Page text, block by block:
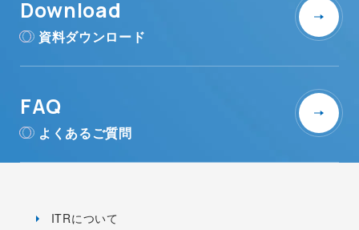
Download
資料ダウンロード
FAQ
よくあるご質問
ITRについて